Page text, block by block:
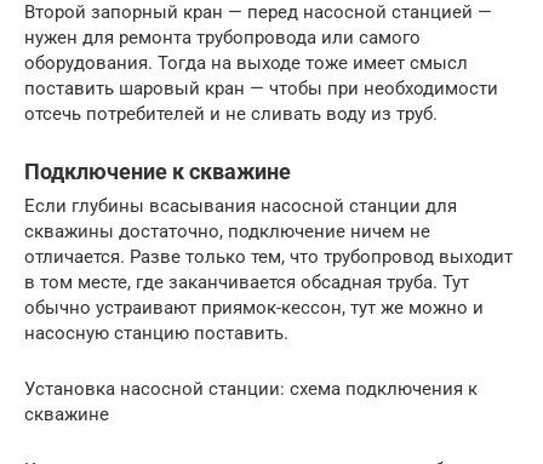
Второй запорный кран — перед насосной станцией —
нужен для ремонта трубопровода или самого
оборудования. Тогда на выходе тоже имеет смысл
поставить шаровый кран — чтобы при необходимости
отсечь потребителей и не сливать воду из труб.
Подключение к скважине
Если глубины всасывания насосной станции для
скважины достаточно, подключение ничем не
отличается. Разве только тем, что трубопровод выходит
в том месте, где заканчивается обсадная труба. Тут
обычно устраивают приямок-кессон, тут же можно и
насосную станцию поставить.
Установка насосной станции: схема подключения к
скважине